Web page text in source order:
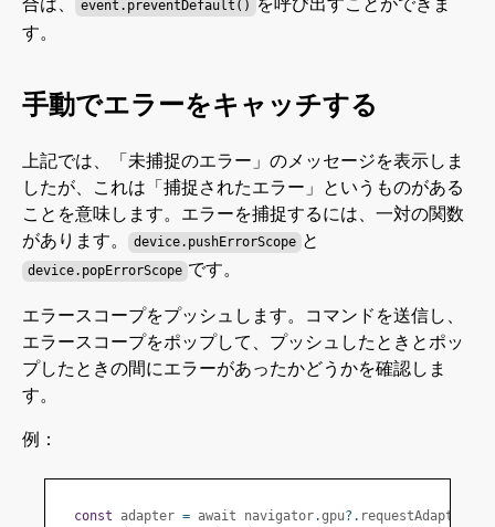
event.preventDefault()
す。
手動でエラーをキャッチする
上記では、「未捕捉のエラー」のメッセージを表示しま
したが、これは「捕捉されたエラー」というものがある
ことを意味します。エラーを捕捉するには、一対の関数
があります。
device.pushErrorScope と
device.popErrorScope です。
エラースコープをプッシュします。コマンドを送信し、
エラースコープをポップして、プッシュしたときとポッ
プしたときの間にエラーがあったかどうかを確認しま
す。
例：
const adapter = await navigator.gpu?. requestAdapter